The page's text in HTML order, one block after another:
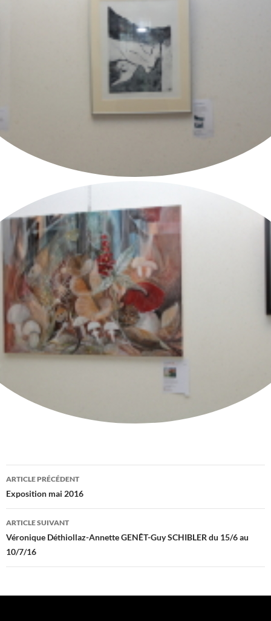
Navigation
des
articles
ARTICLE PRÉCÉDENT
Exposition mai 2016
ARTICLE SUIVANT
Véronique Déthiollaz-Annette GENÊT-Guy SCHIBLER du 15/6 au
10/7/16